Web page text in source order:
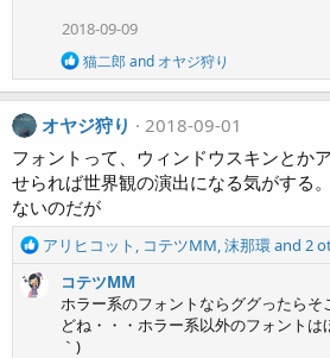
2018-09-09
R
e
a
c
t
o
n
s
:
猫二郎and オヤジ狩り
オヤジ狩り
2018-09-01
フォントって、ウィンドウスキンとか
せられば世界観の演出になる気がする
ないのだが
R
a
アリヒコット , コテツMM,沫那環and 2
コテツMM
ホラー系のフォントならググったらそ
どね・・・ホラー系以外のフォントは
｀)